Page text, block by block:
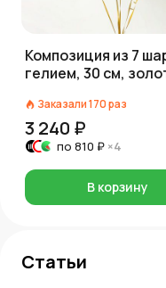
Композиция из 7
гелием, 30 см,
Заказали170раз
3 240 ₽
по 810 ₽ ×4
В корзину
Статьи